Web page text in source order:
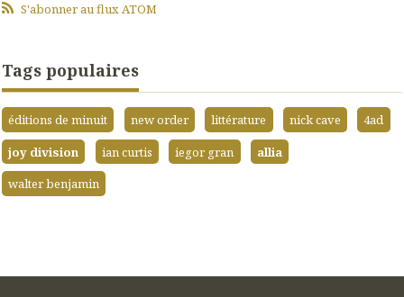
S'abonner au flux ATOM
Tags populaires
éditions de minuit new order littérature nick cave
4ad
joy division
ian curtis iegor gran
allia
walter benjamin